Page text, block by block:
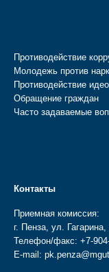
Противодействие
Молодежь против
Противодействие
Обращение граждан
Часто задаваемые
Контакты
Приемная комиссия:
г. Пенза, ул.
Телефон/факс: +7-
E-mail: